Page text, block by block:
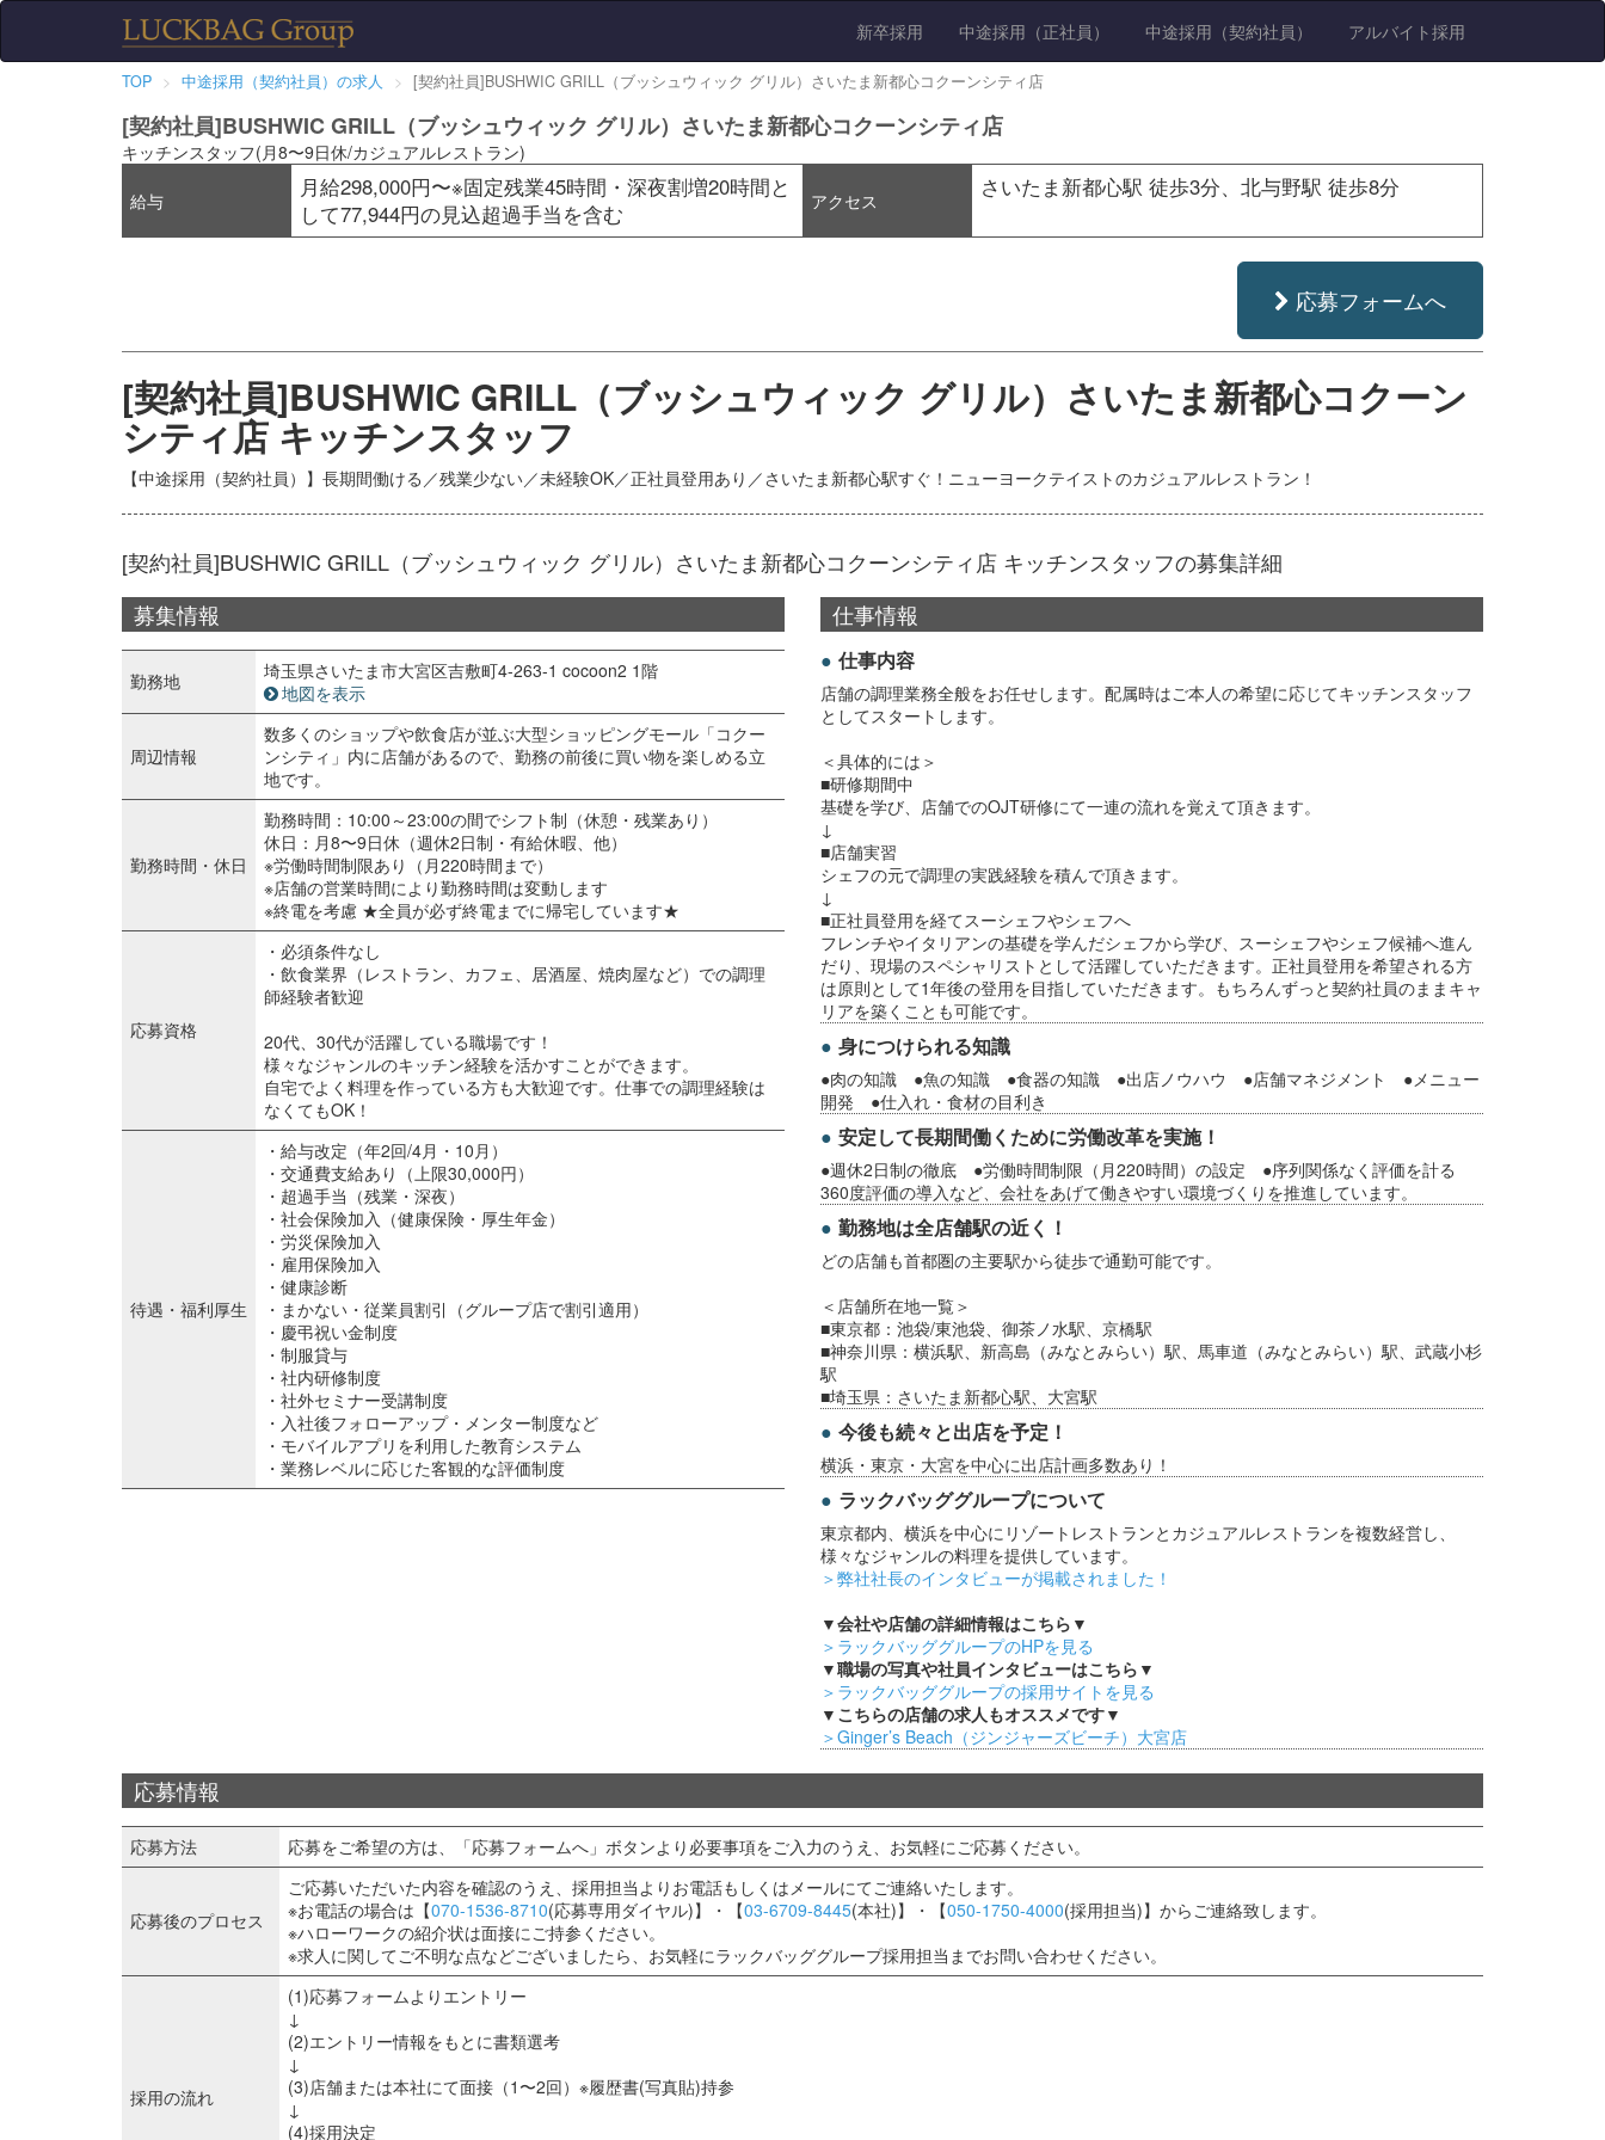
新卒採用 中途採用（正社員） 中途採用（契約社員） アルバイト採用
TOP 中途採用（契約社員）の求人 [契約社員]BUSHWIC GRILL（ブッシュウィック グリル）さいたま新都心コクーンシティ店
[契約社員]BUSHWIC GRILL（ブッシュウィック グリル）さいたま新都心コクーンシティ店
キッチンスタッフ(月8〜9日休/カジュアルレストラン)
給与
月給298,000円〜※固定残業45時間・深夜割増20時間と
して77,944円の見込超過手当を含む
アクセス さいたま新都心駅 徒歩3分、北与野駅 徒歩8分
応募フォームへ
[契約社員]BUSHWIC GRILL（ブッシュウィック グリル）さいたま新都心コクーン
シティ店 キッチンスタッフ
【中途採用（契約社員）】長期間働ける／残業少ない／未経験OK／正社員登用あり／さいたま新都心駅すぐ！ニューヨークテイストのカジュアルレストラン！
[契約社員]BUSHWIC GRILL（ブッシュウィック グリル）さいたま新都心コクーンシティ店 キッチンスタッフの募集詳細
募集情報
勤務地
埼玉県さいたま市大宮区吉敷町4-263-1 cocoon2 1階
地図を表示
周辺情報
数多くのショップや飲食店が並ぶ大型ショッピングモール「コクー
ンシティ」内に店舗があるので、勤務の前後に買い物を楽しめる立
地です。
勤務時間・休日
勤務時間：10:00～23:00の間でシフト制（休憩・残業あり）
休日：月8〜9日休（週休2日制・有給休暇、他）
※労働時間制限あり（月220時間まで）
※店舗の営業時間により勤務時間は変動します
※終電を考慮 ★全員が必ず終電までに帰宅しています★
応募資格
・必須条件なし
・飲食業界（レストラン、カフェ、居酒屋、焼肉屋など）での調理
師経験者歓迎
20代、30代が活躍している職場です！
様々なジャンルのキッチン経験を活かすことができます。
自宅でよく料理を作っている方も大歓迎です。仕事での調理経験は
なくてもOK！
待遇・福利厚生
・給与改定（年2回/4月・10月）
・交通費支給あり（上限30,000円）
・超過手当（残業・深夜）
・社会保険加入（健康保険・厚生年金）
・労災保険加入
・雇用保険加入
・健康診断
・まかない・従業員割引（グループ店で割引適用）
・慶弔祝い金制度
・制服貸与
・社内研修制度
・社外セミナー受講制度
・入社後フォローアップ・メンター制度など
・モバイルアプリを利用した教育システム
・業務レベルに応じた客観的な評価制度
仕事情報
仕事内容
店舗の調理業務全般をお任せします。配属時はご本人の希望に応じてキッチンスタッフ
としてスタートします。
＜具体的には＞
■研修期間中
基礎を学び、店舗でのOJT研修にて一連の流れを覚えて頂きます。
↓
■店舗実習
シェフの元で調理の実践経験を積んで頂きます。
↓
■正社員登用を経てスーシェフやシェフへ
フレンチやイタリアンの基礎を学んだシェフから学び、スーシェフやシェフ候補へ進ん
だり、現場のスペシャリストとして活躍していただきます。正社員登用を希望される方
は原則として1年後の登用を目指していただきます。もちろんずっと契約社員のままキャ
リアを築くことも可能です。
身につけられる知識
●肉の知識 ●魚の知識 ●食器の知識 ●出店ノウハウ ●店舗マネジメント ●メニュー
開発 ●仕入れ・食材の目利き
安定して長期間働くために労働改革を実施！
●週休2日制の徹底 ●労働時間制限（月220時間）の設定 ●序列関係なく評価を計る
360度評価の導入など、会社をあげて働きやすい環境づくりを推進しています。
勤務地は全店舗駅の近く！
どの店舗も首都圏の主要駅から徒歩で通勤可能です。
＜店舗所在地一覧＞
■東京都：池袋/東池袋、御茶ノ水駅、京橋駅
■神奈川県：横浜駅、新高島（みなとみらい）駅、馬車道（みなとみらい）駅、武蔵小杉
駅
■埼玉県：さいたま新都心駅、大宮駅
今後も続々と出店を予定！
横浜・東京・大宮を中心に出店計画多数あり！
ラックバッググループについて
東京都内、横浜を中心にリゾートレストランとカジュアルレストランを複数経営し、
様々なジャンルの料理を提供しています。
＞弊社社長のインタビューが掲載されました！
▼会社や店舗の詳細情報はこちら▼
＞ラックバッググループのHPを見る
▼職場の写真や社員インタビューはこちら▼
＞ラックバッググループの採用サイトを見る
▼こちらの店舗の求人もオススメです▼
＞Ginger’s Beach（ジンジャーズビーチ）大宮店
応募情報
応募方法 応募をご希望の方は、「応募フォームへ」ボタンより必要事項をご入力のうえ、お気軽にご応募ください。
応募後のプロセス
ご応募いただいた内容を確認のうえ、採用担当よりお電話もしくはメールにてご連絡いたします。
※お電話の場合は【070-1536-8710(応募専用ダイヤル)】・【03-6709-8445(本社)】・【050-1750-4000(採用担当)】からご連絡致します。
※ハローワークの紹介状は面接にご持参ください。
※求人に関してご不明な点などございましたら、お気軽にラックバッググループ採用担当までお問い合わせください。
採用の流れ
(1)応募フォームよりエントリー
↓
(2)エントリー情報をもとに書類選考
↓
(3)店舗または本社にて面接（1〜2回）※履歴書(写真貼)持参
↓
(4)採用決定